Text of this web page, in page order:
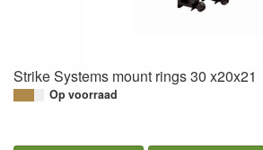
Strike Systems mount rings 30 x20x21
Op voorraad